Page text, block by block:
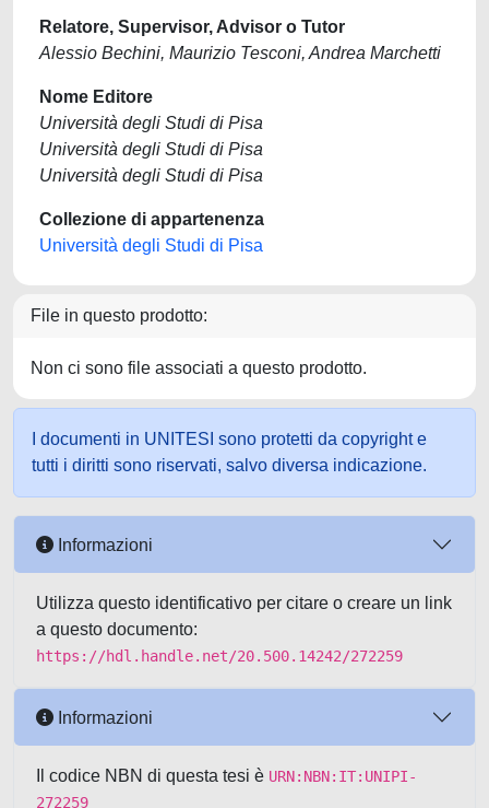
Relatore, Supervisor, Advisor o Tutor
Alessio Bechini, Maurizio Tesconi, Andrea Marchetti
Nome Editore
Università degli Studi di Pisa
Università degli Studi di Pisa
Università degli Studi di Pisa
Collezione di appartenenza
Università degli Studi di Pisa
File in questo prodotto:
Non ci sono file associati a questo prodotto.
I documenti in UNITESI sono protetti da copyright e
tutti i diritti sono riservati, salvo diversa indicazione.
Informazioni
Utilizza questo identificativo per citare o creare un link
a questo documento:
https://hdl.handle.net/20.500.14242/272259
Informazioni
Il codice NBN di questa tesi è URN:NBN:IT:UNIPI-
272259